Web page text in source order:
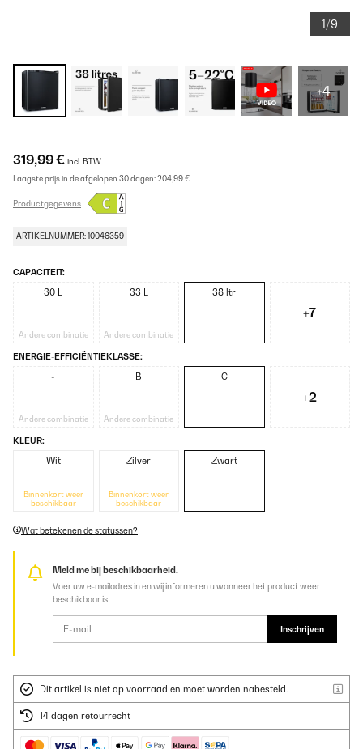
1/9
+4
319,99 € incl. BTW
Laagste prijs in de afgelopen 30 dagen:204,99 €
Productgegevens
ARTIKELNUMMER: 10046359
CAPACITEIT:
30 L
Andere combinatie
33 L
Andere combinatie
38 ltr
+7
ENERGIE-EFFICIËNTIEKLASSE:
-
Andere combinatie
B
Andere combinatie
C
+2
KLEUR:
Wit
Binnenkort weer
beschikbaar
Zilver
Binnenkort weer
beschikbaar
Zwart
Wat betekenen de statussen?
Meld me bij beschikbaarheid.
Voer uw e-mailadres in en wij informeren u wanneer het product weer
beschikbaar is.
Inschrijven
Dit artikel is niet op voorraad en moet worden nabesteld.
14 dagen retourrecht